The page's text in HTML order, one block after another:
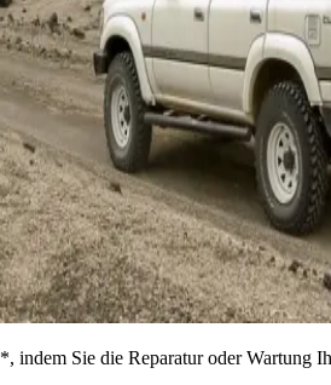
*, indem Sie die Reparatur oder Wartung